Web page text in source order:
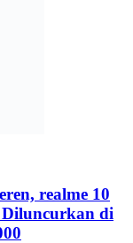
realme 10
di